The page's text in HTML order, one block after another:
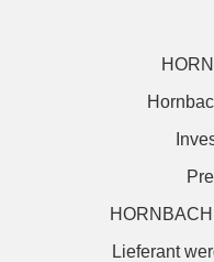
Lieferant